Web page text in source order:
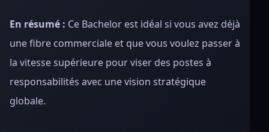
En résumé : Ce Bachelor est idéal si vous avez déjà
une fibre commerciale et que vous voulez passer à
la vitesse supérieure pour viser des postes à
responsabilités avec une vision stratégique
globale.